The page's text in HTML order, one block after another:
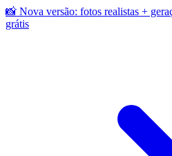
📸 Nova versão: fotos realistas +
grátis